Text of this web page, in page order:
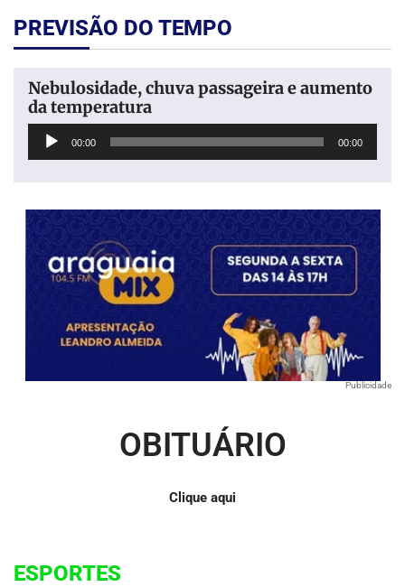
PREVISÃO DO TEMPO
Nebulosidade, chuva passageira e aumento
da temperatura
Tocador
00:00 00:00
Publicidade
OBITUÁRIO
Clique aqui
ESPORTES